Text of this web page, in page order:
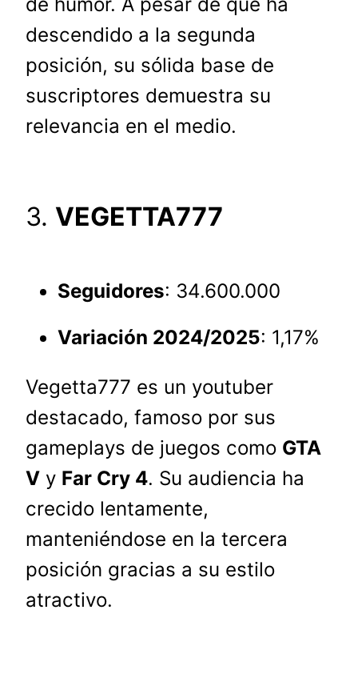
descendido a la segunda
posición, su sólida base de
suscriptores demuestra su
relevancia en el medio.
3. VEGETTA777
Seguidores: 34.600.000
Variación 2024/2025: 1,17%
Vegetta777 es un youtuber
destacado, famoso por sus
gameplays de juegos como GTA
V y Far Cry 4. Su audiencia ha
crecido lentamente,
manteniéndose en la tercera
posición gracias a su estilo
atractivo.